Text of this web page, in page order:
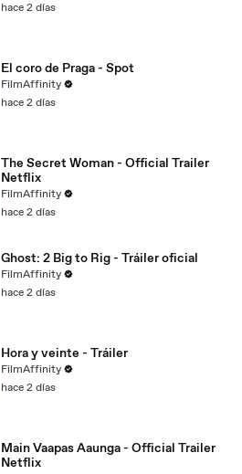
hace 2 días
El coro de Praga - Spot
FilmAffinity
hace 2 días
The Secret Woman - Official Trailer
Netflix
FilmAffinity
hace 2 días
Ghost: 2 Big to Rig - Tráiler oficial
FilmAffinity
hace 2 días
Hora y veinte - Tráiler
FilmAffinity
hace 2 días
Main Vaapas Aaunga - Official Trailer
Netflix